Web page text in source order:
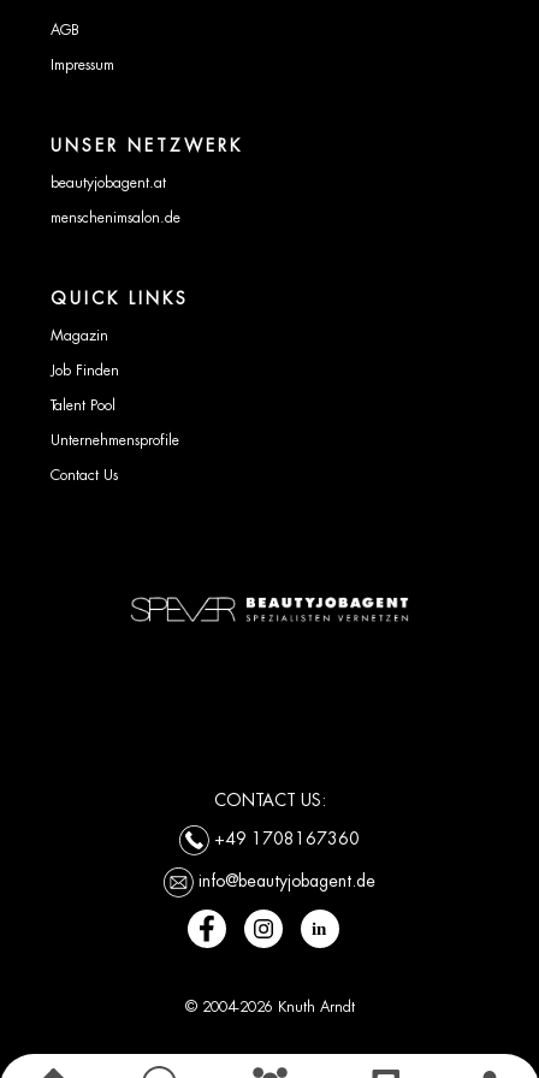
AGB
Impressum
UNSER NETZWERK
beautyjobagent.at
menschenimsalon.de
QUICK LINKS
Magazin
Job Finden
Talent Pool
Unternehmensprofile
Contact Us
CONTACT US:
+49 1708167360
info@beautyjobagent.de
© 2004-2026 Knuth Arndt